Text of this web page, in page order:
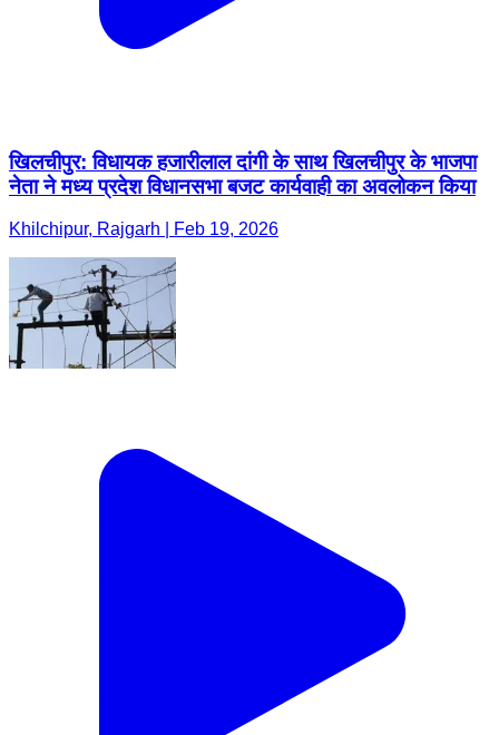
खिलचीपुर: विधायक हजारीलाल दांगी के साथ खिलचीपुर के भाजपा
नेता ने मध्य प्रदेश विधानसभा बजट कार्यवाही का अवलोकन किया
Khilchipur, Rajgarh | Feb 19, 2026